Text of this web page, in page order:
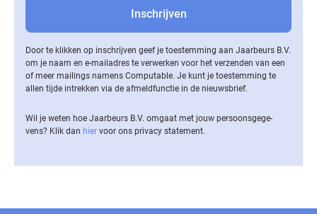
Door te klikken op inschrijven geef je toestemming aan Jaarbeurs B.V.
om je naam en e-mailadres te verwerken voor het verzenden van een
of meer mailings namens Computable. Je kunt je toestemming te
allen tijde intrekken via de af­meld­func­tie in de nieuwsbrief.
Wil je weten hoe Jaarbeurs B.V. omgaat met jouw per­soons­ge­ge­
vens? Klik dan hier voor ons privacy statement.